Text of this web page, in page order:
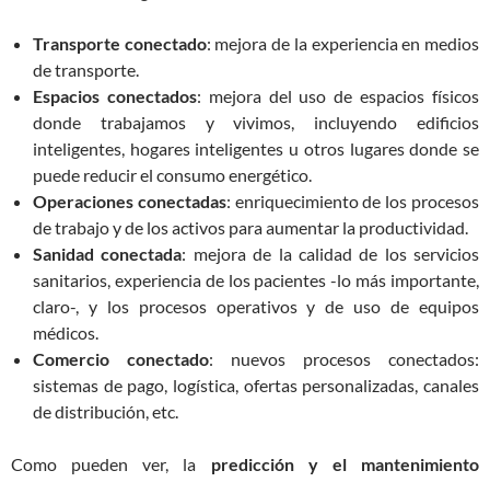
Transporte conectado: mejora de la experiencia en medios
de transporte.
Espacios conectados: mejora del uso de espacios físicos
donde trabajamos y vivimos, incluyendo edificios
inteligentes, hogares inteligentes u otros lugares donde se
puede reducir el consumo energético.
Operaciones conectadas: enriquecimiento de los procesos
de trabajo y de los activos para aumentar la productividad.
Sanidad conectada: mejora de la calidad de los servicios
sanitarios, experiencia de los pacientes -lo más importante,
claro-, y los procesos operativos y de uso de equipos
médicos.
Comercio conectado: nuevos procesos conectados:
sistemas de pago, logística, ofertas personalizadas, canales
de distribución, etc.
Como pueden ver, la predicción y el mantenimiento